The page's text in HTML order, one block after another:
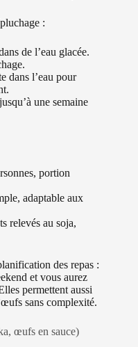
:
de l’eau glacée.
dans l’eau pour
une semaine
portion
adaptable aux
relevés au soja,
des repas :
et vous aurez
permettent aussi
sans complexité.
œufs en sauce)